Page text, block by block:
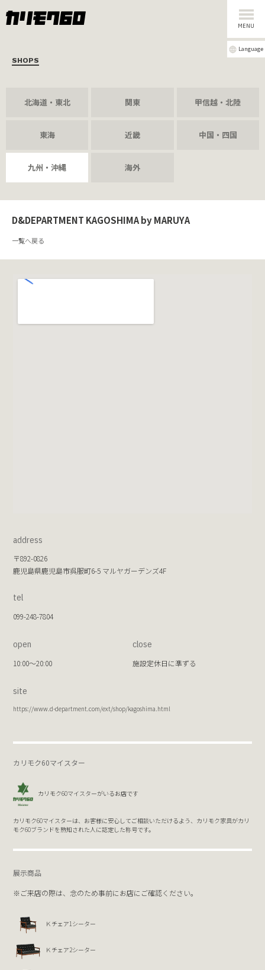
MENU
Language
SHOPS
北海道・東北 関東 甲信越・北陸
東海 近畿 中国・四国
九州・沖縄 海外
D&DEPARTMENT KAGOSHIMA by MARUYA
一覧へ戻る
address
〒892-0826
鹿児島県鹿児島市呉服町6-5 マルヤガーデンズ4F
tel
099-248-7804
open
10:00～20:00
close
施設定休日に準ずる
site
https://www.d-department.com/ext/shop/kagoshima.html
カリモク60マイスター
カリモク60マイスターがいるお店です
カリモク60マイスターは、お客様に安心してご相談いただけるよう、カリモク家具がカリ
モク60ブランドを熟知された人に認定した称号です。
展示商品
※ご来店の際は、念のため事前にお店にご確認ください。
Ｋチェア1シーター
Ｋチェア2シーター